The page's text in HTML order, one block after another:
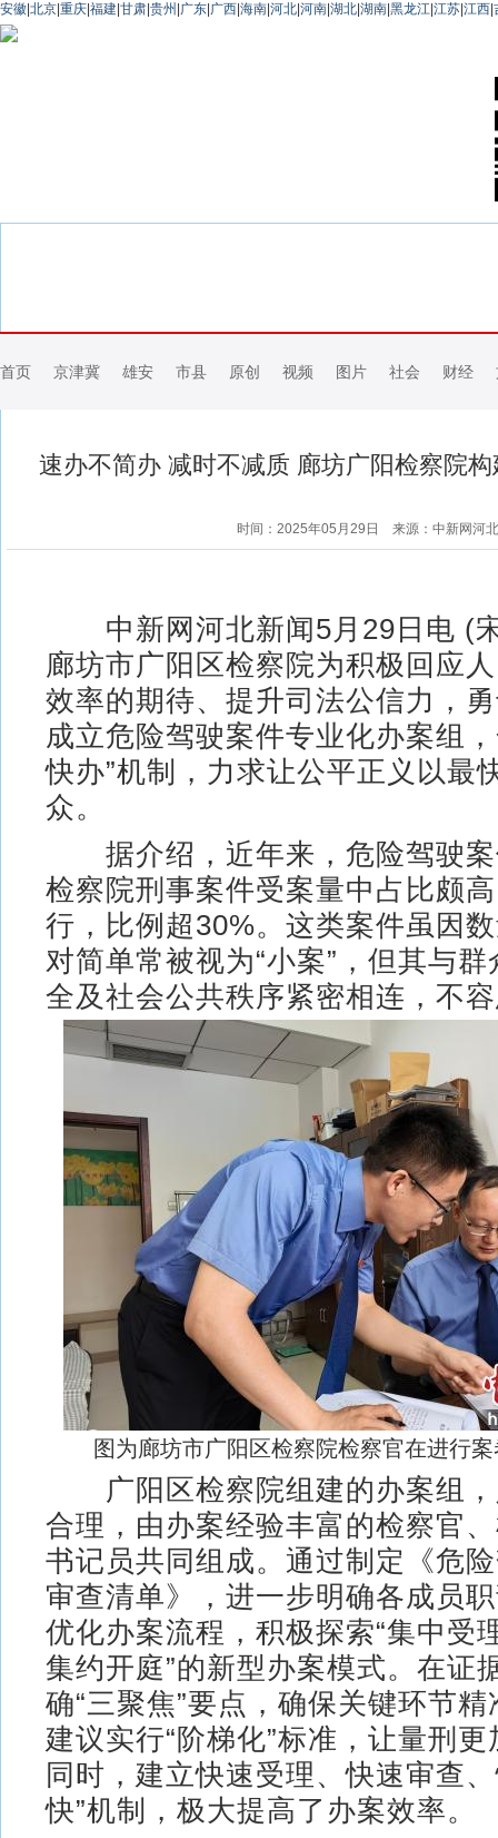
安徽 北京 重庆 福建 甘肃 贵州 广东 广西 海南 河北 河南 湖北 湖南 黑龙江 江苏 江西
首页 京津冀 雄安 市县 原创 视频 图片 社会 财经
速办不简办 减时不减质 廊坊广阳检察院
时间：2025年05月29日 来源：中新网河北
中新网河北新闻5月29日电 (
廊坊市广阳区检察院为积极回应
效率的期待、提升司法公信力，
成立危险驾驶案件专业化办案组
快办”机制，力求让公平正义以最
众。
据介绍，近年来，危险驾驶案
检察院刑事案件受案量中占比颇
行，比例超30%。这类案件虽因
对简单常被视为“小案”，但其与
全及社会公共秩序紧密相连，不
图为廊坊市广阳区检察院检察官在进行
广阳区检察院组建的办案组，
合理，由办案经验丰富的检察官
书记员共同组成。通过制定《危
审查清单》，进一步明确各成员
优化办案流程，积极探索“集中受
集约开庭”的新型办案模式。在证
确“三聚焦”要点，确保关键环节
建议实行“阶梯化”标准，让量刑
同时，建立快速受理、快速审查
快”机制，极大提高了办案效率。